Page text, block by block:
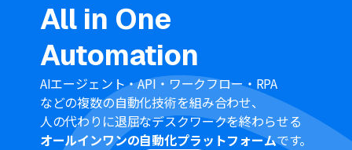
All in One
Automation
AIエージェント・API・ワークフロー・RPA
などの複数の自動化技術を組み合わせ、
人の代わりに退屈なデスクワークを終わらせる
オールインワンの自動化プラットフォームです。